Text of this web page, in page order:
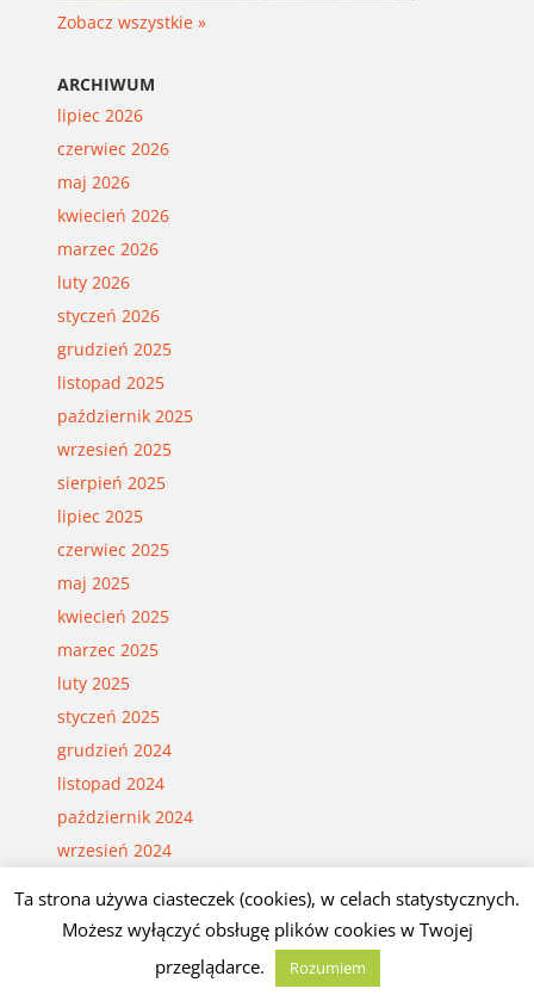
Zobacz wszystkie »
ARCHIWUM
lipiec 2026
czerwiec 2026
maj 2026
kwiecień 2026
marzec 2026
luty 2026
styczeń 2026
grudzień 2025
listopad 2025
październik 2025
wrzesień 2025
sierpień 2025
lipiec 2025
czerwiec 2025
maj 2025
kwiecień 2025
marzec 2025
luty 2025
styczeń 2025
grudzień 2024
listopad 2024
październik 2024
wrzesień 2024
lipiec 2024
Ta strona używa ciasteczek (cookies), w celach statystycznych.
Możesz wyłączyć obsługę plików cookies w Twojej
przeglądarce.
Rozumiem